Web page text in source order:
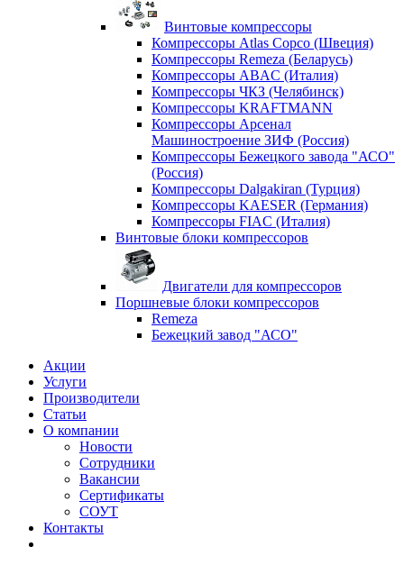
Винтовые компрессоры
Компрессоры Atlas Copco (Швеция)
Компрессоры Remeza (Беларусь)
Компрессоры ABAC (Италия)
Компрессоры ЧКЗ (Челябинск)
Компрессоры KRAFTMANN
Компрессоры Арсенал
Машиностроение ЗИФ (Россия)
Компрессоры Бежецкого завода "АСО"
(Россия)
Компрессоры Dalgakiran (Турция)
Компрессоры KAESER (Германия)
Компрессоры FIAC (Италия)
Винтовые блоки компрессоров
Двигатели для компрессоров
Поршневые блоки компрессоров
Remeza
Бежецкий завод "АСО"
Акции
Услуги
Производители
Статьи
О компании
Новости
Сотрудники
Вакансии
Сертификаты
СОУТ
Контакты